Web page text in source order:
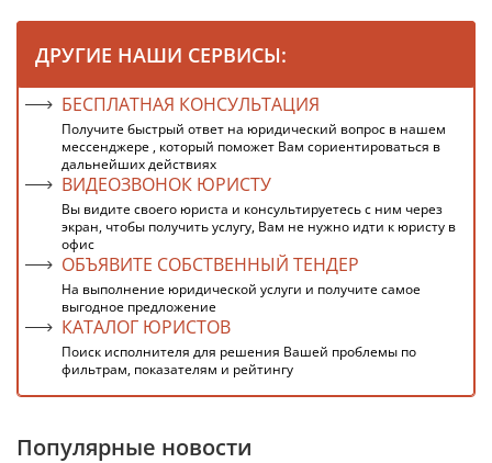
ДРУГИЕ НАШИ СЕРВИСЫ:
БЕСПЛАТНАЯ КОНСУЛЬТАЦИЯ
Получите быстрый ответ на юридический вопрос в нашем
мессенджере , который поможет Вам сориентироваться в
дальнейших действиях
ВИДЕОЗВОНОК ЮРИСТУ
Вы видите своего юриста и консультируетесь с ним через
экран, чтобы получить услугу, Вам не нужно идти к юристу в
офис
ОБЪЯВИТЕ СОБСТВЕННЫЙ ТЕНДЕР
На выполнение юридической услуги и получите самое
выгодное предложение
КАТАЛОГ ЮРИСТОВ
Поиск исполнителя для решения Вашей проблемы по
фильтрам, показателям и рейтингу
Популярные новости